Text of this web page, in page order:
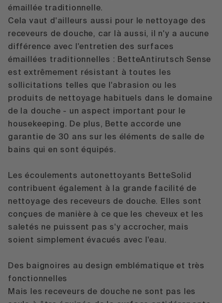
émaillée traditionnelle.
Cela vaut d'ailleurs aussi pour le nettoyage des
receveurs de douche, car là aussi, il n'y a aucune
différence avec l'entretien des surfaces
émaillées traditionnelles : BetteAntirutsch Sense
est extrêmement résistant à toutes les
sollicitations telles que l'abrasion ou les
produits de nettoyage habituels dans le domaine
de la douche - un aspect important pour le
housekeeping. De plus, Bette accorde une
garantie de 30 ans sur les éléments de salle de
bains qui en sont équipés.
Les écoulements autonettoyants
BetteSolid
contribuent également à la grande facilité de
nettoyage des receveurs de douche. Elles sont
conçues de manière à ce que les cheveux et les
saletés ne puissent pas s'y accrocher, mais
soient simplement évacués avec l'eau.
Des baignoires au design emblématique et très
fonctionnelles
Mais les receveurs de douche ne sont pas les